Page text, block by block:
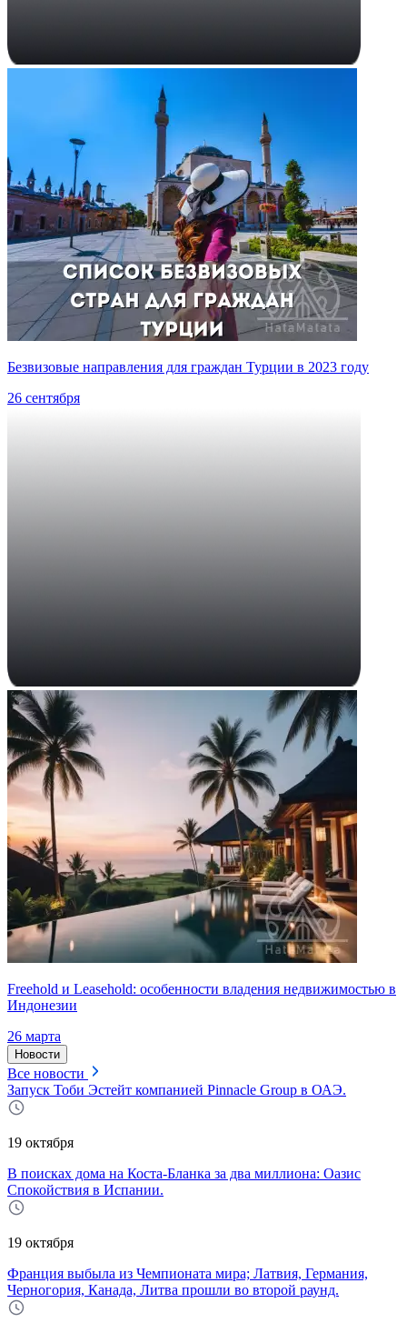
Безвизовые направления для граждан Турции в 2023 году
26 сентября
Freehold и Leasehold: особенности владения недвижимостью в
Индонезии
26 марта
Новости
Все новости
Запуск Тоби Эстейт компанией Pinnacle Group в ОАЭ.
19 октября
В поисках дома на Коста-Бланка за два миллиона: Оазис
Спокойствия в Испании.
19 октября
Франция выбыла из Чемпионата мира; Латвия, Германия,
Черногория, Канада, Литва прошли во второй раунд.